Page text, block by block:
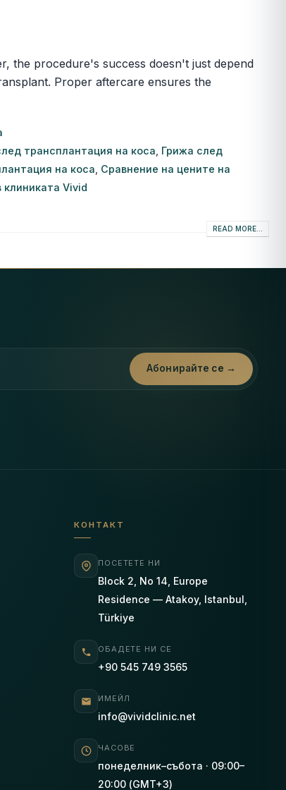
the procedure's success doesn't just depend
Proper aftercare ensures the
трансплантация на коса Грижа след
на коса Сравнение на цените на
клиниката Vivid
READ MORE...
Абонирайте се →
КОНТАКТ
ПОСЕТЕТЕ НИ
Block 2, No 14, Europe
Residence — Atakoy, Istanbul,
Türkiye
ОБАДЕТЕ НИ СЕ
+90 545 749 3565
ИМЕЙЛ
info@vividclinic.net
ЧАСОВЕ
понеделник–събота · 09:00–
20:00 (GMT+3)